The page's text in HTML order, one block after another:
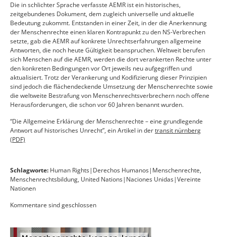
Die in schlichter Sprache verfasste AEMR ist ein historisches,
zeitgebundenes Dokument, dem zugleich universelle und aktuelle
Bedeutung zukommt. Entstanden in einer Zeit, in der die Anerkennung
der Menschenrechte einen klaren Kontrapunkt zu den NS-Verbrechen
setzte, gab die AEMR auf konkrete Unrechtserfahrungen allgemeine
Antworten, die noch heute Gültigkeit beanspruchen. Weltweit berufen
sich Menschen auf die AEMR, werden die dort verankerten Rechte unter
den konkreten Bedingungen vor Ort jeweils neu aufgegriffen und
aktualisiert. Trotz der Verankerung und Kodifizierung dieser Prinzipien
sind jedoch die flächendeckende Umsetzung der Menschenrechte sowie
die weltweite Bestrafung von Menschenrechtsverbrechern noch offene
Herausforderungen, die schon vor 60 Jahren benannt wurden.
“Die Allgemeine Erklärung der Menschenrechte – eine grundlegende
Antwort auf historisches Unrecht”, ein Artikel in dertransit nürnberg
(PDF)
Schlagworte: Human Rights|Derechos Humanos|Menschenrechte,
Menschenrechtsbildung, United Nations|Naciones Unidas|Vereinte
Nationen
Kommentare sind geschlossen